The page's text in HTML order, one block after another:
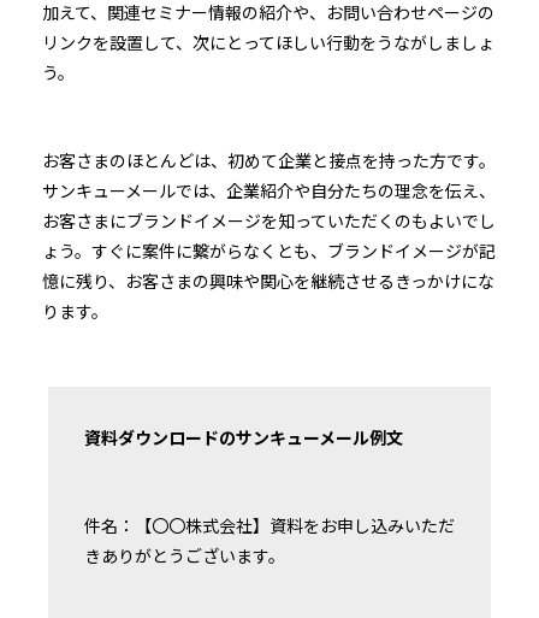
加えて、関連セミナー情報の紹介や、お問い合わせページの
リンクを設置して、次にとってほしい行動をうながしましょ
う。
お客さまのほとんどは、初めて企業と接点を持った方です。
サンキューメールでは、企業紹介や自分たちの理念を伝え、
お客さまにブランドイメージを知っていただくのもよいでし
ょう。すぐに案件に繋がらなくとも、ブランドイメージが記
憶に残り、お客さまの興味や関心を継続させるきっかけにな
ります。
資料ダウンロードのサンキューメール例文
件名：【〇〇株式会社】資料をお申し込みいただ
きありがとうございます。